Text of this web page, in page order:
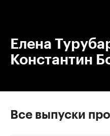
Елена
Константин
Все выпуски